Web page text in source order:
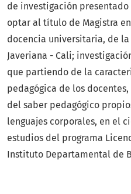
de investigación
optar al título de Magistra
docencia universitaria, de
Javeriana - Cali;
que partiendo de la
pedagógica de los
del saber pedagógico
lenguajes corporales, en el
estudios del programa
Instituto Departamental de